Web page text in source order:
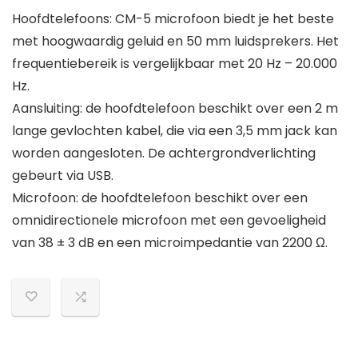
Hoofdtelefoons: CM-5 microfoon biedt je het beste
met hoogwaardig geluid en 50 mm luidsprekers. Het
frequentiebereik is vergelijkbaar met 20 Hz – 20.000
Hz.
Aansluiting: de hoofdtelefoon beschikt over een 2 m
lange gevlochten kabel, die via een 3,5 mm jack kan
worden aangesloten. De achtergrondverlichting
gebeurt via USB.
Microfoon: de hoofdtelefoon beschikt over een
omnidirectionele microfoon met een gevoeligheid
van 38 ± 3 dB en een microimpedantie van 2200 Ω.